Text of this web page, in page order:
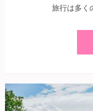
旅行は多く